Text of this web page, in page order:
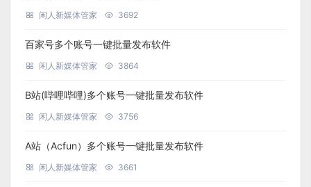
闲人新媒体管家 3692
百家号多个账号一键批量发布软件
闲人新媒体管家 3864
B站(哔哩哔哩)多个账号一键批量发布软件
闲人新媒体管家 3756
A站（Acfun）多个账号一键批量发布软件
闲人新媒体管家 3661